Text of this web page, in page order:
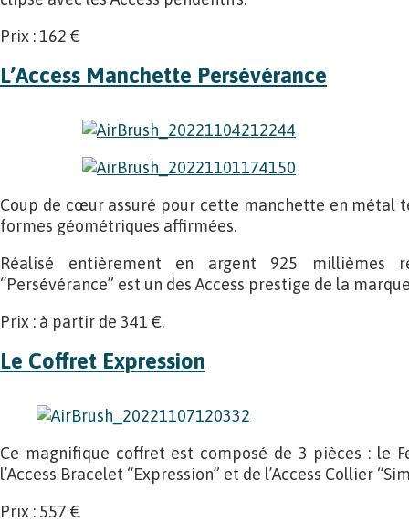
Prix : 162 €
L’Access Manchette Persévérance
Coup de cœur assuré pour cette manchette en métal
formes géométriques affirmées.
Réalisé entièrement en argent 925 millièmes
“Persévérance” est un des Access prestige de la
Prix : à partir de 341 €.
Le Coffret Expression
Ce magnifique coffret est composé de 3 pièces : le
l’Access Bracelet “Expression” et de l’Access Collier
Prix : 557 €